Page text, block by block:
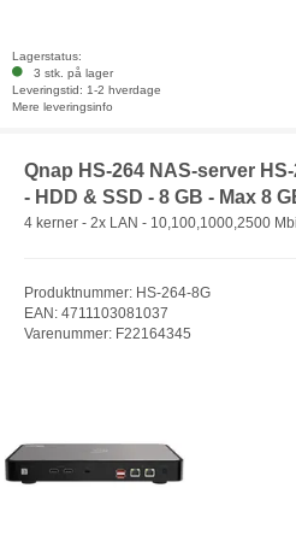
Lagerstatus:
3 stk. på lager
Leveringstid: 1-2 hverdage
Mere leveringsinfo
Qnap HS-264 NAS-server
- HDD & SSD - 8 GB - Max 8
4 kerner - 2x LAN - 10,100,1000,2500
Produktnummer: HS-264-8G
EAN: 4711103081037
Varenummer: F22164345